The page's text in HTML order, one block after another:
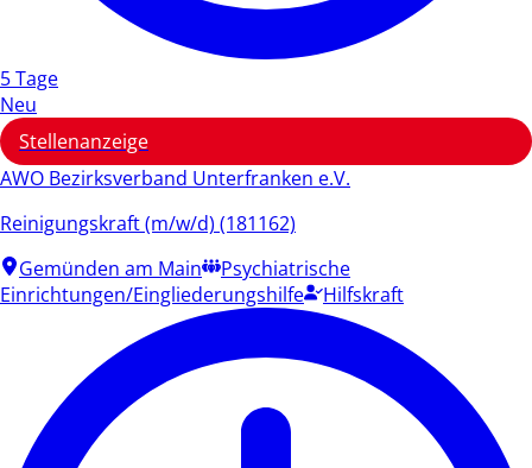
5 Tage
Neu
Stellenanzeige
AWO Bezirksverband Unterfranken e.V.
Reinigungskraft (m/w/d) (181162)
Gemünden am Main
Psychiatrische
Einrichtungen/Eingliederungshilfe
Hilfskraft